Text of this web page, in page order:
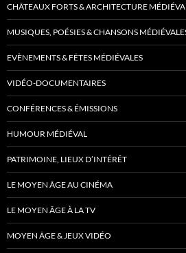
CHÂTEAUX FORTS & ARCHITECTURE
MUSIQUES, POÉSIES & CHANSONS
EVÈNEMENTS & FÊTES MÉDIÉVALES
VIDÉO-DOCUMENTAIRES
CONFÉRENCES & ÉMISSIONS
HUMOUR MÉDIÉVAL
PATRIMOINE, LIEUX D’INTÉRÊT
LE MOYEN ÂGE AU CINÉMA
LE MOYEN ÂGE À LA TV
MOYEN ÂGE & JEUX VIDÉO